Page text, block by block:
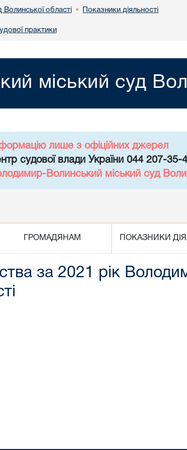
області • Показники діяльності
практики
міський суд
лише з офіційних джерел
судової влади України 044 207-35-
Волинський міський суд
ГРОМАДЯНАМ ПОКАЗНИКИ
за 2021 рік